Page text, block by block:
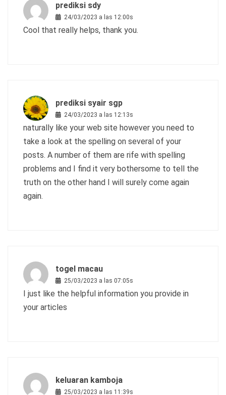
prediksi sdy
24/03/2023 a las 12:00s
Cool that really helps, thank you.
prediksi syair sgp
24/03/2023 a las 12:13s
naturally like your web site however you need to
take a look at the spelling on several of your
posts. A number of them are rife with spelling
problems and I find it very bothersome to tell the
truth on the other hand I will surely come again
again.
togel macau
25/03/2023 a las 07:05s
I just like the helpful information you provide in
your articles
keluaran kamboja
25/03/2023 a las 11:39s